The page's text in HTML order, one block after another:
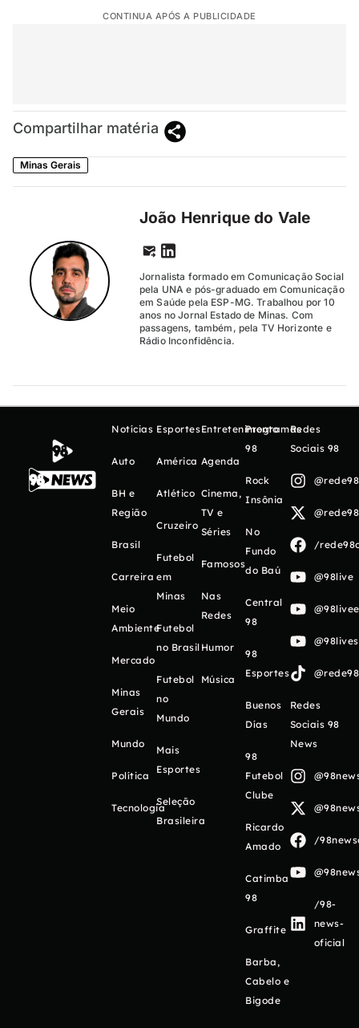
CONTINUA APÓS A PUBLICIDADE
Compartilhar matéria
Minas Gerais
João Henrique do Vale
Jornalista formado em Comunicação Social
pela UNA e pós-graduado em Comunicação
em Saúde pela ESP-MG. Trabalhou por 10
anos no Jornal Estado de Minas. Com
passagens, também, pela TV Horizonte e
Rádio Inconfidência.
Notícias
Auto
BH e
Região
Brasil
Carreira
Meio
Ambiente
Mercado
Minas
Gerais
Mundo
Política
Tecnologia
Esportes
América
Atlético
Cruzeiro
Futebol
em
Minas
Futebol
no Brasil
Futebol
no
Mundo
Mais
Esportes
Seleção
Brasileira
Entretenimento
Agenda
Cinema,
TV e
Séries
Famosos
Nas
Redes
Humor
Música
Programas
98
Rock
Insônia
No
Fundo
do Baú
Central
98
98
Esportes
Buenos
Días
98
Futebol
Clube
Ricardo
Amado
Catimba
98
Graffite
Barba,
Cabelo e
Bigode
Redes
Sociais 98
/
@98live
Redes
Sociais 98
News
/
/98-
news-
oficial